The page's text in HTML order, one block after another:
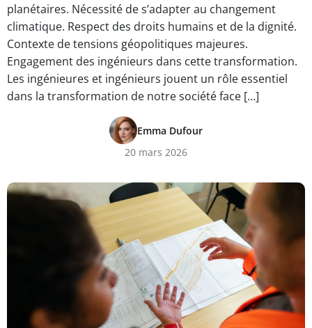
planétaires. Nécessité de s’adapter au changement
climatique. Respect des droits humains et de la dignité.
Contexte de tensions géopolitiques majeures.
Engagement des ingénieurs dans cette transformation.
Les ingénieures et ingénieurs jouent un rôle essentiel
dans la transformation de notre société face […]
Emma Dufour
20 mars 2026